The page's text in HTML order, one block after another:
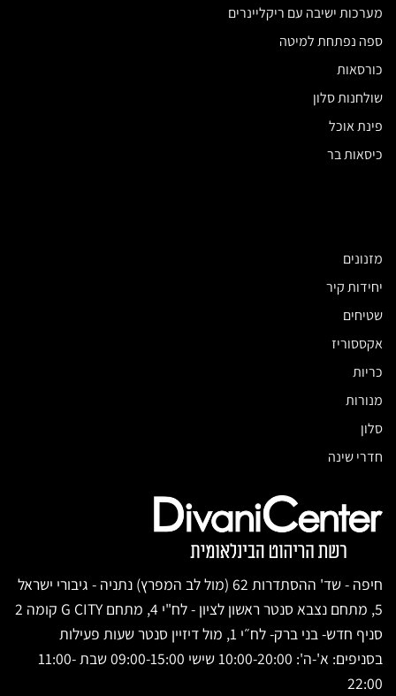
מערכות ישיבה עם ריקליינרים
ספה נפתחת למיטה
כורסאות
שולחנות סלון
פינת אוכל
כיסאות בר
מזנונים
יחידות קיר
שטיחים
אקססוריז
כריות
מנורות
סלון
חדרי שינה
חיפה - שד' ההסתדרות 62 (מול לב המפרץ) נתניה - גיבורי ישראל
5, מתחם נצבא סנטר ראשון לציון - לח"י 4, מתחם G CITY קומה 2
סניף חדש- בני ברק- לח״י 1, מול דיזיין סנטר שעות פעילות
בסניפים: א'-ה': 10:00-20:00 שישי 09:00-15:00 שבת 11:00-
22:00